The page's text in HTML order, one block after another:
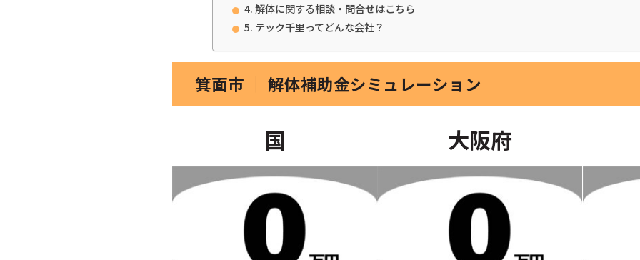
解体に関する相談・問合せはこちら
テック千里ってどんな会社？
箕面市 ｜ 解体補助金シミュレーション
国 大阪府